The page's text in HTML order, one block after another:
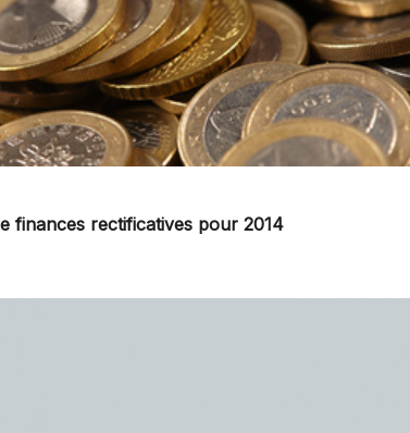
finances rectificatives pour 2014